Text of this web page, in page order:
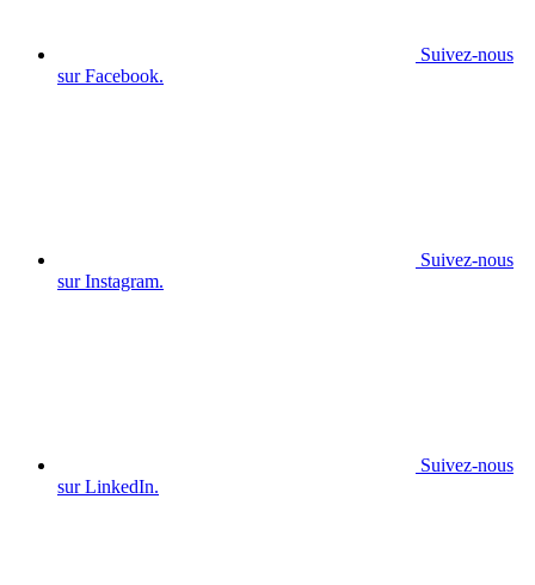
Suivez-nous
sur Facebook.
Suivez-nous
sur Instagram.
Suivez-nous
sur LinkedIn.